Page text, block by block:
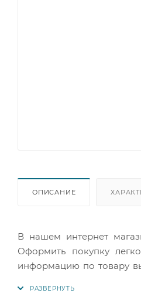
ОПИСАНИЕ
В нашем интернет
Оформить покупку
информацию по товару